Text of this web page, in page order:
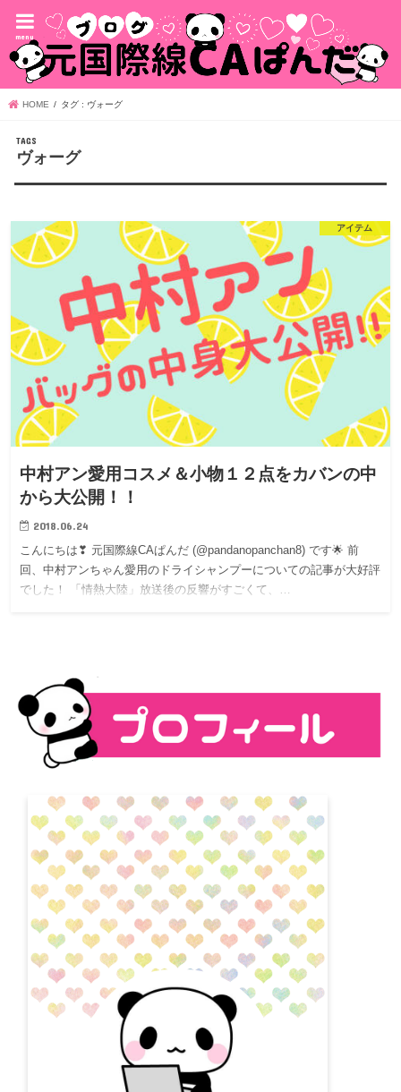
menu
HOME タグ : ヴォーグ
ヴォーグ
アイテム
中村アン愛用コスメ＆小物１２点をカバンの中
から大公開！！
2018.06.24
こんにちは❣ 元国際線CAぱんだ (@pandanopanchan8) です🌟 前
回、中村アンちゃん愛用のドライシャンプーについての記事が大好評
でした！ 「情熱大陸」放送後の反響がすごくて、…